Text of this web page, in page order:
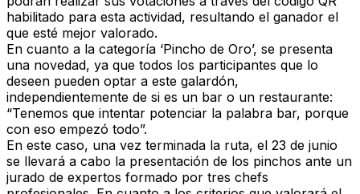
habilitado para esta actividad, resultando el ganador el
que esté mejor valorado.
En cuanto a la categoría ‘Pincho de Oro’, se presenta
una novedad, ya que todos los participantes que lo
deseen pueden optar a este galardón,
independientemente de si es un bar o un restaurante:
“Tenemos que intentar potenciar la palabra bar, porque
con eso empezó todo”.
En este caso, una vez terminada la ruta, el 23 de junio
se llevará a cabo la presentación de los pinchos ante un
jurado de expertos formado por tres chefs